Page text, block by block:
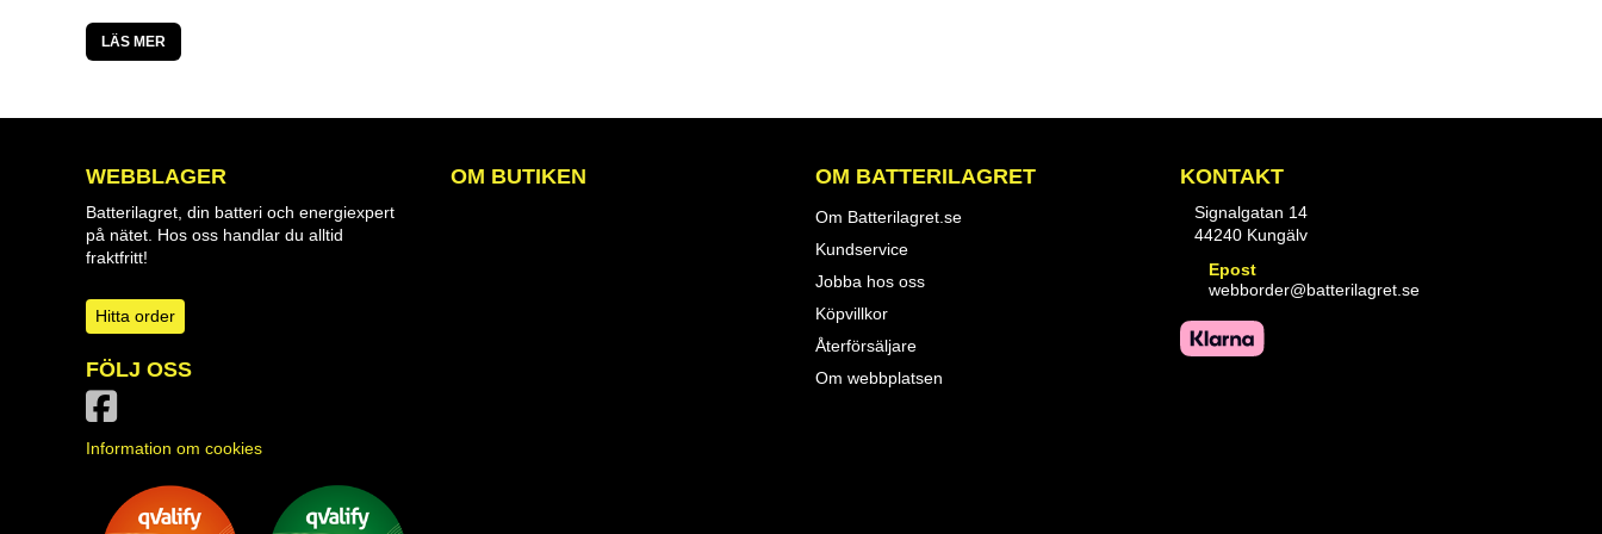
LÄS MER
WEBBLAGER
Batterilagret, din batteri och energiexpert
på nätet. Hos oss handlar du alltid
fraktfritt!
Hitta order
FÖLJ OSS
Information om cookies
OM BUTIKEN OM BATTERILAGRET
Om Batterilagret.se
Kundservice
Jobba hos oss
Köpvillkor
Återförsäljare
Om webbplatsen
KONTAKT
Signalgatan 14
44240 Kungälv
Epost
webborder@batterilagret.se